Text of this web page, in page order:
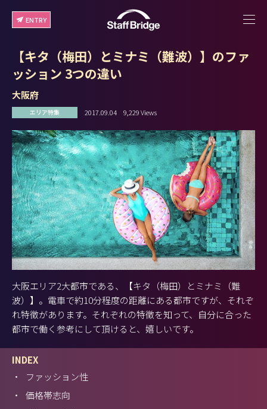
ENTRY
【キタ（梅田）とミナミ（難波）】のファ
ッション 3つの違い
大阪府
エリア特集 2017.09.04 9,229 Views
大阪エリア2大都市である、【キタ（梅田）とミナミ（難
波）】。電車で約10分程度の距離にある都市ですが、それぞ
れ特徴があります。それぞれの特徴を知って、自分に合った
都市で働く参考にして頂けると、嬉しいです。
INDEX
・
ファッション性
・
価格帯志向